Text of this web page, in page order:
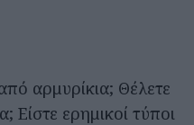
αρμυρίκια; Θέλετε
ερημικοί τύποι